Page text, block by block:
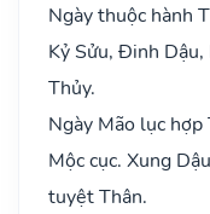
Ngày thuộc hành
Kỷ Sửu, Đinh
Thủy.
Ngày Mão lục
Mộc cục. Xung
tuyệt Thân.